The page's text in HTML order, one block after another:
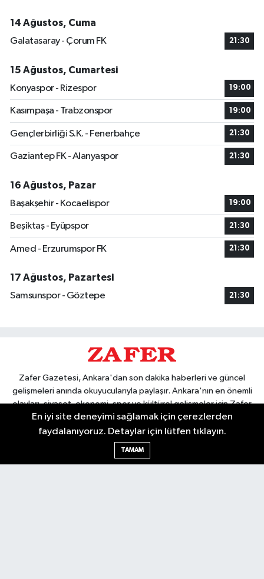
14 Ağustos, Cuma
Galatasaray - Çorum FK
21:30
15 Ağustos, Cumartesi
Konyaspor - Rizespor
19:00
Kasımpaşa - Trabzonspor 19:00
Gençlerbirliği S.K. - Fenerbahçe 21:30
Gaziantep FK - Alanyaspor 21:30
16 Ağustos, Pazar
Başakşehir - Kocaelispor
19:00
Beşiktaş - Eyüpspor 21:30
Amed - Erzurumspor FK 21:30
17 Ağustos, Pazartesi
Samsunspor - Göztepe
21:30
Zafer Gazetesi, Ankara'dan son dakika haberleri ve güncel
gelişmeleri anında okuyucularıyla paylaşır. Ankara'nın en önemli
olayları, siyaset, ekonomi, spor ve kültürel gelişmeler için Zafer
Gazetesi'ni takip edin. Başkentin güvendiği haber kaynağı.
En iyi site deneyimi sağlamak için çerezlerden
faydalanıyoruz. Detaylar için lütfen tıklayın.
TAMAM